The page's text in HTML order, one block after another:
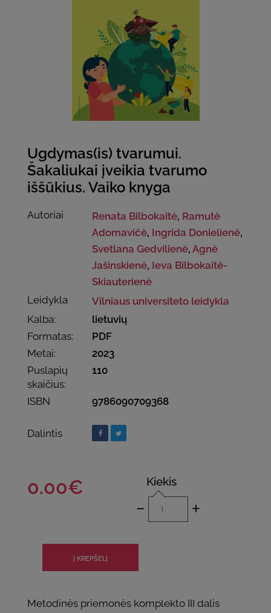
Ugdymas(is) tvarumui.
Šakaliukai įveikia tvarumo
iššūkius. Vaiko knyga
Autoriai Renata Bilbokaitė, Ramutė
Adomavičė, Ingrida Donielienė,
Svetlana Gedvilienė,Agnė
Jašinskienė, Ieva Bilbokaitė-
Skiauterienė
Leidykla
Vilniaus universiteto leidykla
Kalba:
lietuvių
Formatas:
PDF
Metai:
2023
Puslapių
skaičius:
110
ISBN 9786090709368
Dalintis
0.00€ Kiekis
- +
Metodinės priemonės komplekto III dalis